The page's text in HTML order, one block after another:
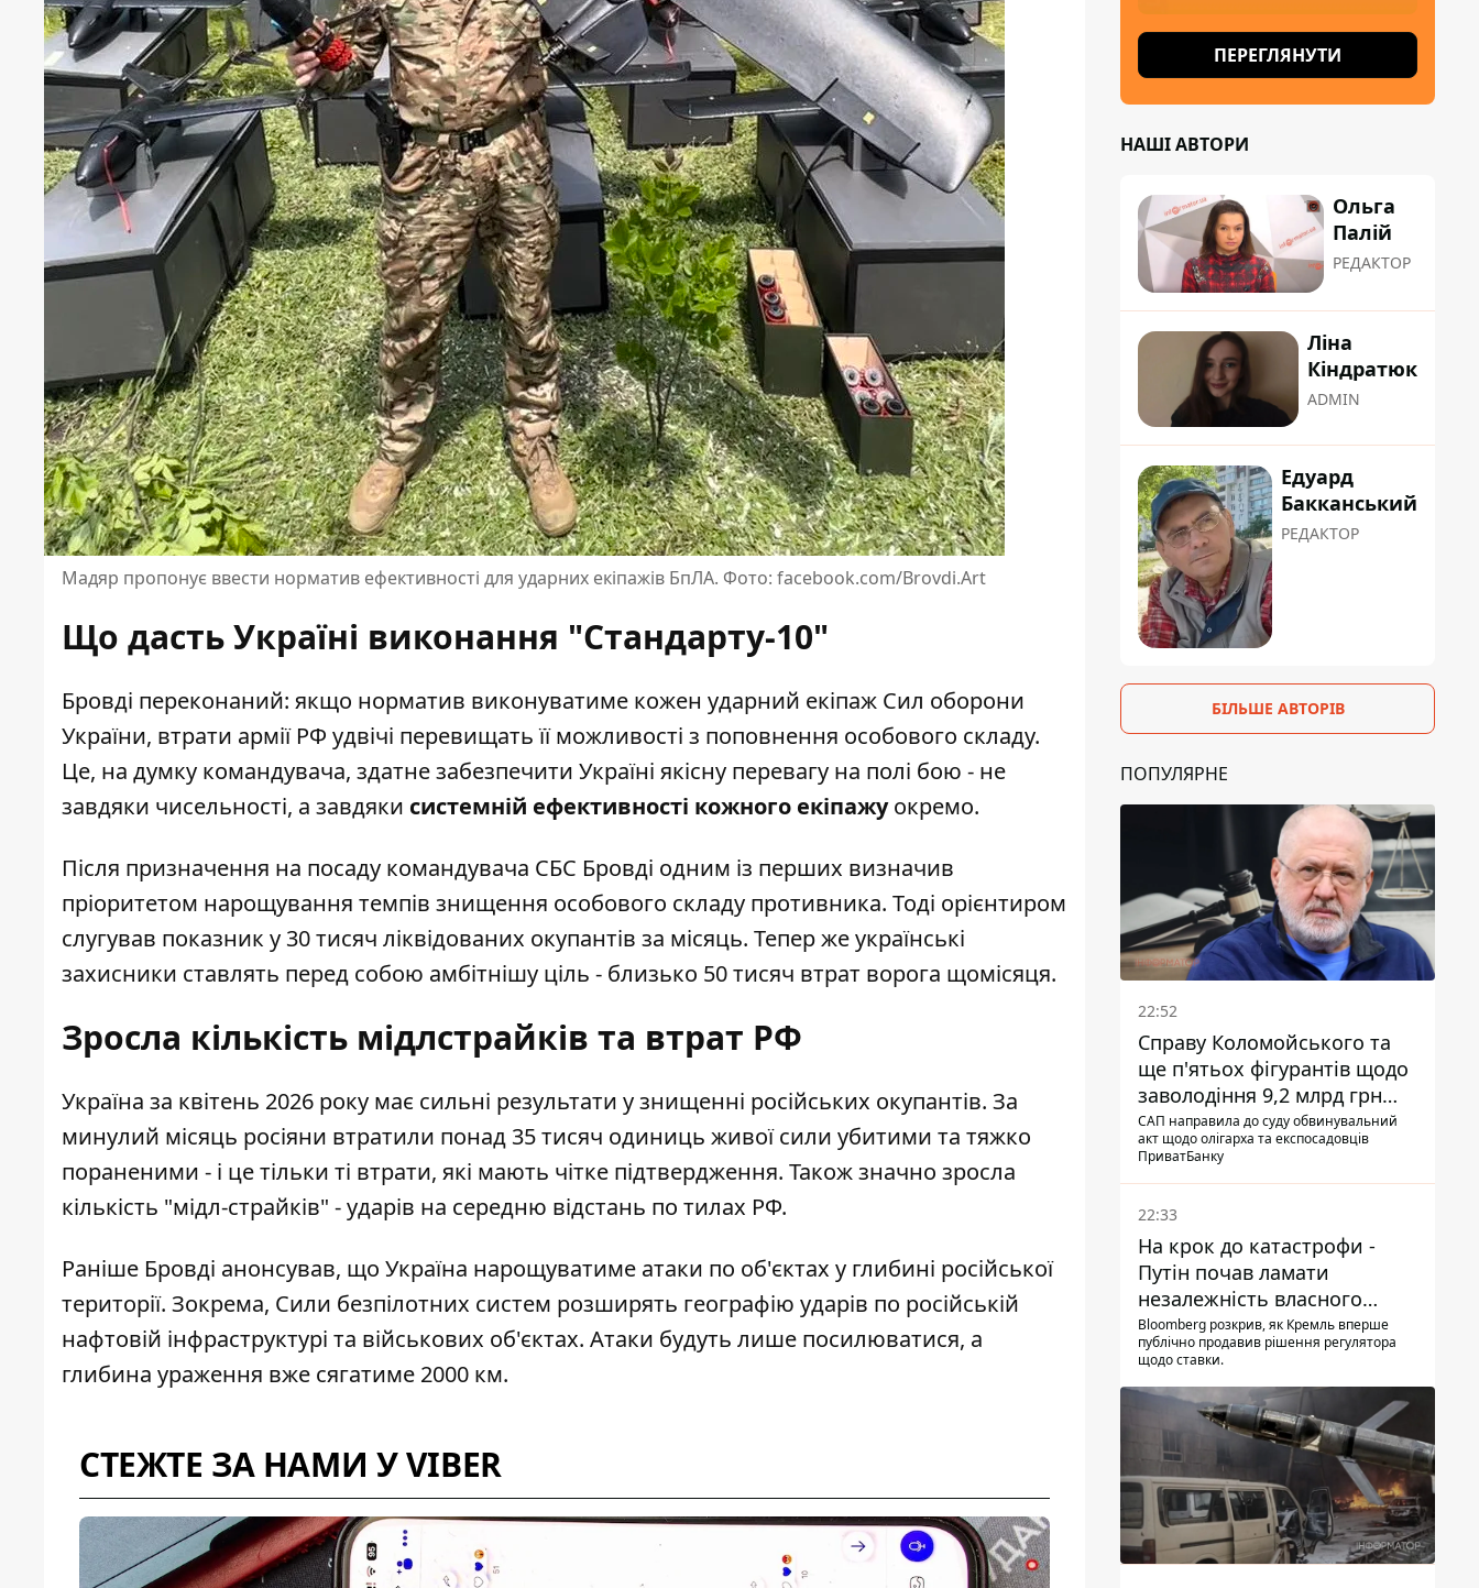
Мадяр пропонує ввести норматив ефективності для ударних екіпажів БпЛА. Фото: facebook.com/Brovdi.Art
Що дасть Україні виконання "Стандарту-10"
Бровді переконаний: якщо норматив виконуватиме кожен ударний екіпаж Сил оборони
України, втрати армії РФ удвічі перевищать її можливості з поповнення особового складу.
Це, на думку командувача, здатне забезпечити Україні якісну перевагу на полі бою - не
завдяки чисельності, а завдяки системній ефективності кожного екіпажуокремо.
Після призначення на посаду командувача СБС Бровді одним із перших визначив
пріоритетом нарощування темпів знищення особового складу противника. Тоді орієнтиром
слугував показник у 30 тисяч ліквідованих окупантів за місяць. Тепер же українські
захисники ставлять перед собою амбітнішу ціль - близько 50 тисяч втрат ворога щомісяця.
Зросла кількість мідлстрайків та втрат РФ
Україна за квітень 2026 року має сильні результати у знищенні російських окупантів. За
минулий місяць росіяни втратили понад 35 тисяч одиниць живої сили убитими та тяжко
пораненими - і це тільки ті втрати, які мають чітке підтвердження. Також значно зросла
кількість "мідл-страйків" - ударів на середню відстань по тилах РФ.
Раніше Бровді анонсував, що Україна нарощуватиме атаки по об'єктах у глибині російської
території. Зокрема, Сили безпілотних систем розширять географію ударів по російській
нафтовій інфраструктурі та військових об'єктах. Атаки будуть лише посилюватися, а
глибина ураження вже сягатиме 2000 км.
СТЕЖТЕ ЗА НАМИ У VIBER
ПЕРЕГЛЯНУТИ
НАШІ АВТОРИ
Ольга
Палій
РЕДАКТОР
Ліна
Кіндратюк
ADMIN
Едуард
Бакканський
РЕДАКТОР
БІЛЬШЕ АВТОРІВ
ПОПУЛЯРНЕ
22:52
Справу Коломойського та
ще п'ятьох фігурантів щодо
заволодіння 9,2 млрд грн
ПриватБанку скерували до
суду
САП направила до суду обвинувальний
акт щодо олігарха та експосадовців
ПриватБанку
22:33
На крок до катастрофи -
Путін почав ламати
незалежність власного
Центробанку, змусивши
знизити базову ставку
Bloomberg розкрив, як Кремль вперше
публічно продавив рішення регулятора
щодо ставки.